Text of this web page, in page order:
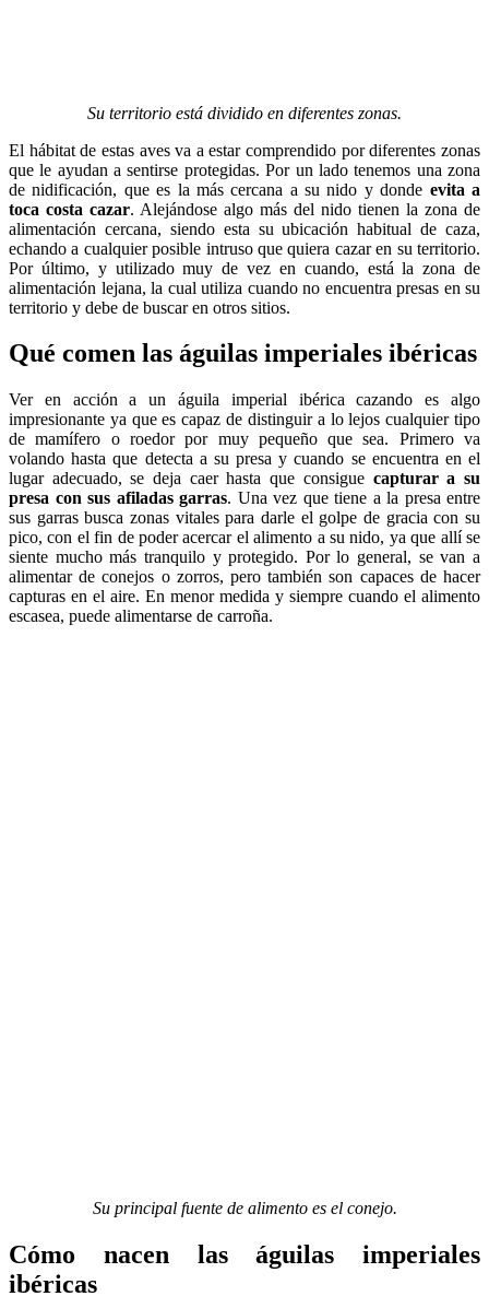
Su territorio está dividido en diferentes zonas.
El hábitat de estas aves va a estar comprendido por diferentes zonas
que le ayudan a sentirse protegidas. Por un lado tenemos una zona
de nidificación, que es la más cercana a su nido y donde evita a
toca costa cazar. Alejándose algo más del nido tienen la zona de
alimentación cercana, siendo esta su ubicación habitual de caza,
echando a cualquier posible intruso que quiera cazar en su territorio.
Por último, y utilizado muy de vez en cuando, está la zona de
alimentación lejana, la cual utiliza cuando no encuentra presas en su
territorio y debe de buscar en otros sitios.
Qué comen las águilas imperiales ibéricas
Ver en acción a un águila imperial ibérica cazando es algo
impresionante ya que es capaz de distinguir a lo lejos cualquier tipo
de mamífero o roedor por muy pequeño que sea. Primero va
volando hasta que detecta a su presa y cuando se encuentra en el
lugar adecuado, se deja caer hasta que consigue capturar a su
presa con sus afiladas garras. Una vez que tiene a la presa entre
sus garras busca zonas vitales para darle el golpe de gracia con su
pico, con el fin de poder acercar el alimento a su nido, ya que allí se
siente mucho más tranquilo y protegido. Por lo general, se van a
alimentar de conejos o zorros, pero también son capaces de hacer
capturas en el aire. En menor medida y siempre cuando el alimento
escasea, puede alimentarse de carroña.
Su principal fuente de alimento es el conejo.
Cómo nacen las águilas imperiales
ibéricas